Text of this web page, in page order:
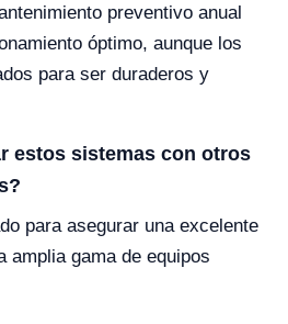
preventivo anual
óptimo, aunque los
para ser duraderos y
estos sistemas con otros
para asegurar una excelente
amplia gama de equipos